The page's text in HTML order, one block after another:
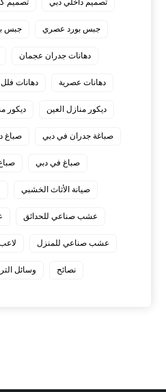
تصميم داخلي دبي تصميم
جبس بورد عصري جبس
دهانات جدران عجمان
دهانات عصرية دهانات فلل
ديكور منازل العين ديكور
صباغة جدران في دبي صباغ
صباغ في دبي
صيانة الأثاث الخشبي
عشب صناعي للحدائق
عشب صناعي للمنزل
نصائح وسائل